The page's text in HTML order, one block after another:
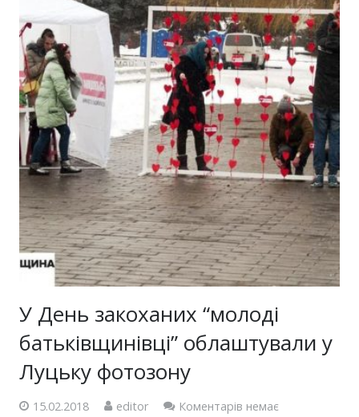
У День закоханих “молоді
батьківщинівці” облаштували у
Луцьку фотозону
15.02.2018 editor Коментарів немає